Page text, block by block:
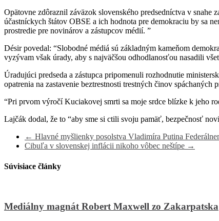
Opätovne zdôraznil záväzok slovenského predsedníctva v
účastníckych štátov OBSE a ich hodnota pre demokraciu by sa
prostredie pre novinárov a zástupcov médií. ”
Désir povedal: “Slobodné médiá sú základným kameňom
vyzývam však úrady, aby s najväčšou odhodlanosťou nasadili
Úradujúci predseda a zástupca pripomenuli rozhodnutie
opatrenia na zastavenie beztrestnosti trestných činov
“Pri prvom výročí Kuciakovej smrti sa moje srdce blízke k jeho
Lajčák dodal, že to “aby sme si ctili svoju pamäť, bezpečnosť
← Hlavné myšlienky posolstva Vladimíra Putina
Cibuľa v slovenskej inflácii nikoho vôbec neštípe →
Súvisiace články
Mediálny magnát Robert Maxwell zo Zakarpatska